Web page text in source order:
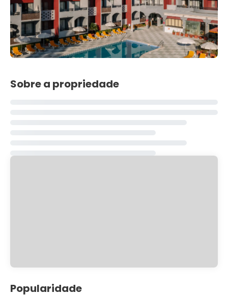
Sobre a propriedade
Popularidade